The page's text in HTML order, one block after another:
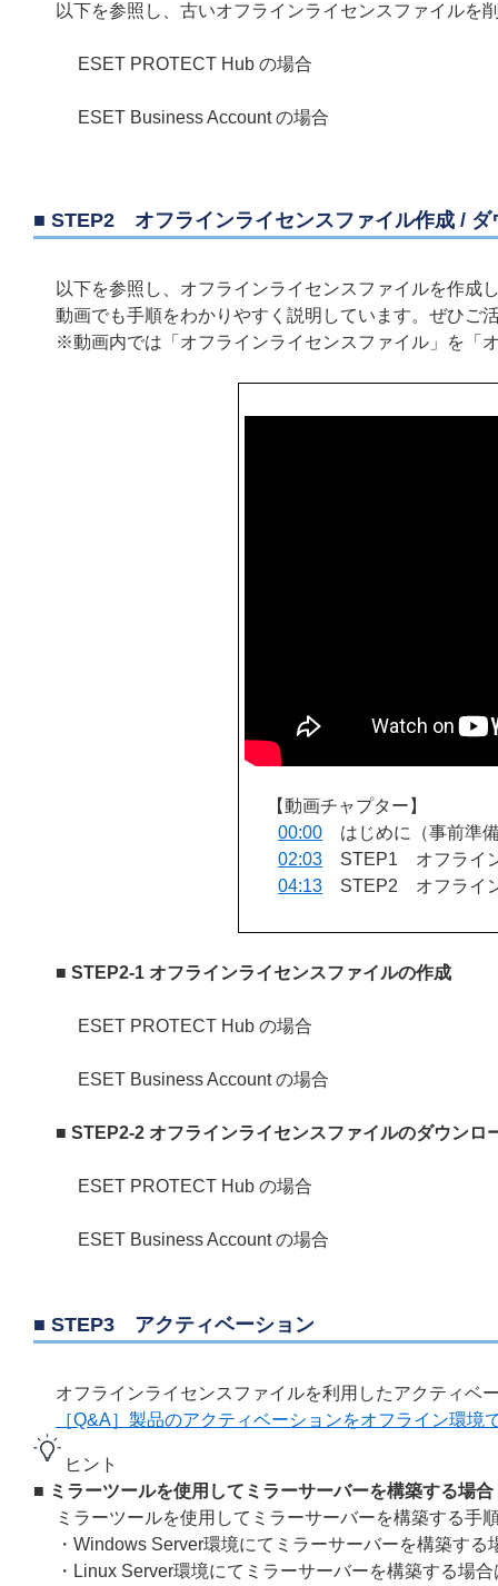
以下を参照し、古いオフラインライセンスファイルを
ESET PROTECT Hub の場合
ESET Business Account の場合
■ STEP2 オフラインライセンスファイル作成 / ダ
以下を参照し、オフラインライセンスファイルを作成
動画でも手順をわかりやすく説明しています。ぜひご
※動画内では「オフラインライセンスファイル」を「
【動画チャプター】
00:00 はじめに（事前準
02:03 STEP1 オフライン
04:13 STEP2 オフライン
■ STEP2-1 オフラインライセンスファイルの作成
ESET PROTECT Hub の場合
ESET Business Account の場合
■ STEP2-2 オフラインライセンスファイルのダウンロ
ESET PROTECT Hub の場合
ESET Business Account の場合
■ STEP3 アクティベーション
オフラインライセンスファイルを利用したアクティベ
［Q&A］製品のアクティベーションをオフライン環境
ヒント
■ ミラーツールを使用してミラーサーバーを構築する場合
ミラーツールを使用してミラーサーバーを構築する手
・Windows Server環境にてミラーサーバーを構築する
・Linux Server環境にてミラーサーバーを構築する場合